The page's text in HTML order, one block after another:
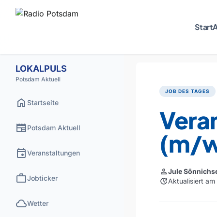
Start
LOKALPULS
Potsdam Aktuell
home Startseite
newspaperPotsdam Aktuell
eventVeranstaltungen
workJobticker
cloudWetter
JOB DES TAGES
(m/
personJule
updateAktualisiert am